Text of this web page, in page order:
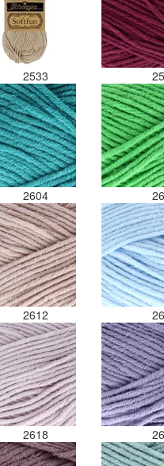
2533
2604
2612
2618